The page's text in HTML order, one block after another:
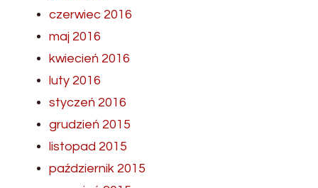
czerwiec 2016
maj 2016
kwiecień 2016
luty 2016
styczeń 2016
grudzień 2015
listopad 2015
październik 2015